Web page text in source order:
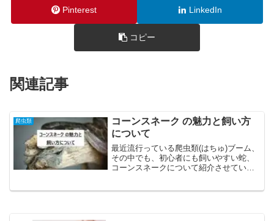
Pinterest LinkedIn
コピー
関連記事
爬虫類
コーンスネーク の魅力と飼い方
について
最近流行っている爬虫類(はちゅ)ブーム、
その中でも、初心者にも飼いやすい蛇、
コーンスネークについて紹介させていた